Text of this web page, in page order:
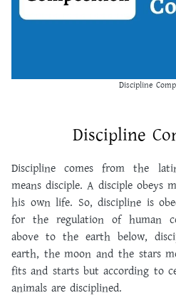
Discipline
Discipline
Discipline comes from the
means disciple. A disciple obeys
his own life. So, discipline is
for the regulation of human
above to the earth below,
earth, the moon and the stars
fits and starts but according to
animals are disciplined.